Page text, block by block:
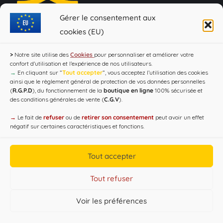
Gérer le consentement aux
cookies (EU)
> Notre site utilise des Cookies pour personnaliser et améliorer votre
confort d'utilisation et l’expérience de nos utilisateurs.
→ En cliquant sur ”Tout accepter”, vous acceptez l’utilisation des cookies
ainsi que le règlement général de protection de vos données personnelles
(R.G.P.D), du fonctionnement de la boutique en ligne 100% sécurisée et
des conditions générales de vente (C.G.V).
→ Le fait de refuser ou de retirer son consentement peut avoir un effet
négatif sur certaines caractéristiques et fonctions.
Tout accepter
Tout refuser
Voir les préférences
Loi Evin : "L'abus d'alcool est dangereux pour la santé, à
consommer avec modération !"
Copyright CAP'C 2019